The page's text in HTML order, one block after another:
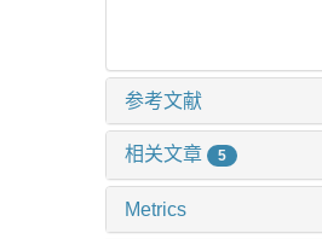
参考文献
相关文章 5
Metrics